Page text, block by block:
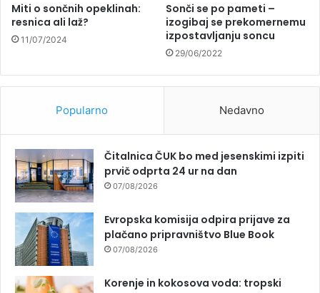
Miti o sončnih opeklinah:
resnica ali laž?
11/07/2024
Sonči se po pameti –
izogibaj se prekomernemu
izpostavljanju soncu
29/06/2022
Popularno Nedavno
Čitalnica ČUK bo med jesenskimi izpiti
prvič odprta 24 ur na dan
07/08/2026
Evropska komisija odpira prijave za
plačano pripravništvo Blue Book
07/08/2026
Korenje in kokosova voda: tropski